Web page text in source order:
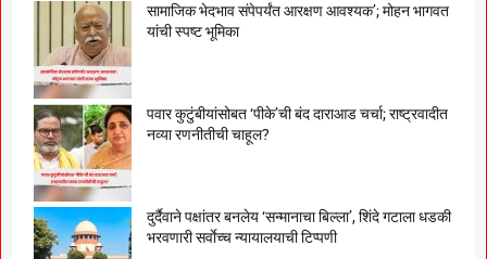
सामाजिक भेदभाव संपेपर्यंत आरक्षण आवश्यक’; मोहन भागवत
यांची स्पष्ट भूमिका
पवार कुटुंबीयांसोबत ‘पीके’ची बंद दाराआड चर्चा; राष्ट्रवादीत
नव्या रणनीतीची चाहूल?
दुर्दैवाने पक्षांतर बनलेय ‘सन्मानाचा बिल्ला’, शिंदे गटाला धडकी
भरवणारी सर्वाेच्च न्यायालयाची टिप्पणी